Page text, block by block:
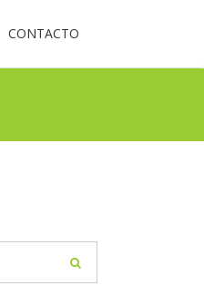
CONTACTO